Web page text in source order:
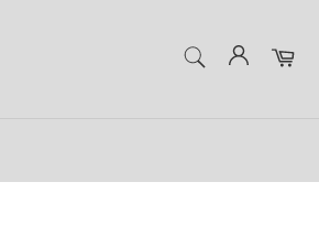
SUCHEN